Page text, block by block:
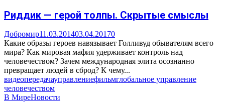
Риддик — герой толпы. Скрытые смыслы
Добромир11.03.201403.04.20170
Какие образы героев навязывает Голливуд обывателям всего
мира? Как мировая мафия удерживает контроль над
человечеством? Зачем международная элита осознанно
превращает людей в сброд? К чему...
видеопередачауправлениефильмглобальное управление
человечеством
В МиреНовости